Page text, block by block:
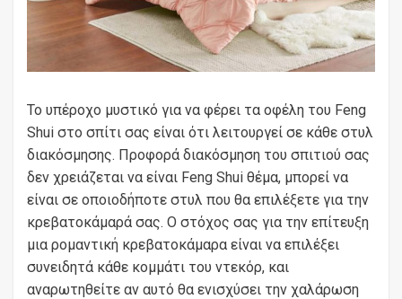
Το υπέροχο μυστικό για να φέρει τα οφέλη του Feng
Shui στο σπίτι σας είναι ότι λειτουργεί σε κάθε στυλ
διακόσμησης. Προφορά διακόσμηση του σπιτιού σας
δεν χρειάζεται να είναι Feng Shui θέμα, μπορεί να
είναι σε οποιοδήποτε στυλ που θα επιλέξετε για την
κρεβατοκάμαρά σας. Ο στόχος σας για την επίτευξη
μια ρομαντική κρεβατοκάμαρα είναι να επιλέξει
συνειδητά κάθε κομμάτι του ντεκόρ, και
αναρωτηθείτε αν αυτό θα ενισχύσει την χαλάρωση